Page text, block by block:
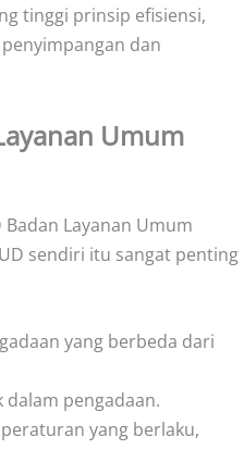
tinggi prinsip efisiensi,
dan
Umum
Layanan Umum
sendiri itu sangat penting
yang berbeda dari
pengadaan.
yang berlaku,